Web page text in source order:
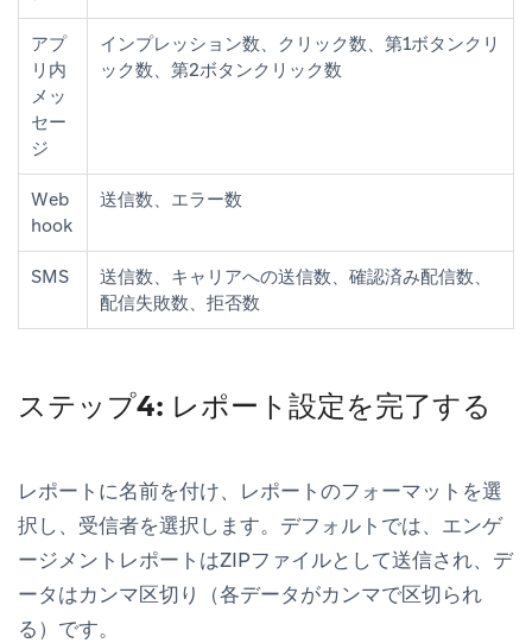
アプ
リ内
メッ
セー
ジ
インプレッション数、クリック数、第1ボタンクリ
ック数、第2ボタンクリック数
Web
hook
送信数、エラー数
SMS
送信数、キャリアへの送信数、確認済み配信数、
配信失敗数、拒否数
ステップ4: レポート設定を完了する
レポートに名前を付け、レポートのフォーマットを選
択し、受信者を選択します。デフォルトでは、エンゲ
ージメントレポートはZIPファイルとして送信され、デ
ータはカンマ区切り（各データがカンマで区切られ
る）です。